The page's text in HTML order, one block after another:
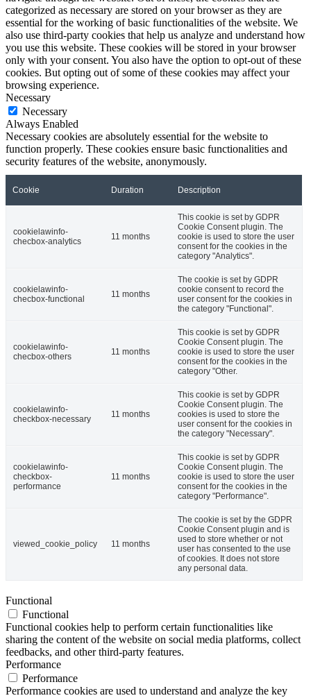
categorized as necessary are stored on your browser as they are
essential for the working of basic functionalities of the website. We
also use third-party cookies that help us analyze and understand how
you use this website. These cookies will be stored in your browser
only with your consent. You also have the option to opt-out of these
cookies. But opting out of some of these cookies may affect your
browsing experience.
Necessary
Necessary
Always Enabled
Necessary cookies are absolutely essential for the website to
function properly. These cookies ensure basic functionalities and
security features of the website, anonymously.
Cookie Duration Description
cookielawinfo-
checbox-analytics
11 months
This cookie is set by GDPR
Cookie Consent plugin. The
cookie is used to store the user
consent for the cookies in the
category "Analytics".
cookielawinfo-
checbox-functional
11 months
The cookie is set by GDPR
cookie consent to record the
user consent for the cookies in
the category "Functional".
cookielawinfo-
checbox-others
11 months
This cookie is set by GDPR
Cookie Consent plugin. The
cookie is used to store the user
consent for the cookies in the
category "Other.
cookielawinfo-
checkbox-necessary
11 months
This cookie is set by GDPR
Cookie Consent plugin. The
cookies is used to store the
user consent for the cookies in
the category "Necessary".
cookielawinfo-
checkbox-
performance
11 months
This cookie is set by GDPR
Cookie Consent plugin. The
cookie is used to store the user
consent for the cookies in the
category "Performance".
viewed_cookie_policy 11 months
The cookie is set by the GDPR
Cookie Consent plugin and is
used to store whether or not
user has consented to the use
of cookies. It does not store
any personal data.
Functional
Functional
Functional cookies help to perform certain functionalities like
sharing the content of the website on social media platforms, collect
feedbacks, and other third-party features.
Performance
Performance
Performance cookies are used to understand and analyze the key